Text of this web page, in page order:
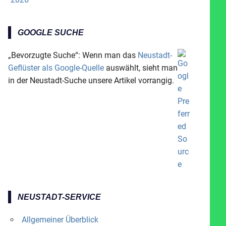
GOOGLE SUCHE
„Bevorzugte Suche“: Wenn man das Neustadt-
Geflüster als Google-Quelle auswählt, sieht man
in der Neustadt-Suche unsere Artikel vorrangig.
NEUSTADT-SERVICE
Allgemeiner Überblick